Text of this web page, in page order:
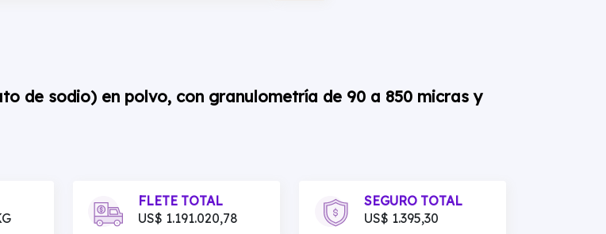
de sodio) en polvo, con granulometría de 90 a 850 micras y
FLETE TOTAL
US$ 1.191.020,78
SEGURO TOTAL
US$ 1.395,30